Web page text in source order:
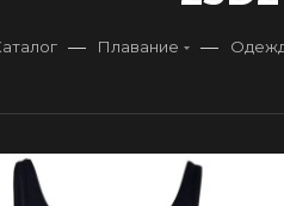
— Плавание —